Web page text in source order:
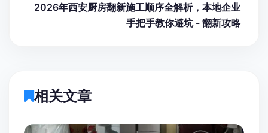
2026年西安厨房翻新施工顺序全解析，本地企业
手把手教你避坑 - 翻新攻略
相关文章